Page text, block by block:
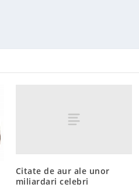
Citate de aur ale unor
miliardari celebri